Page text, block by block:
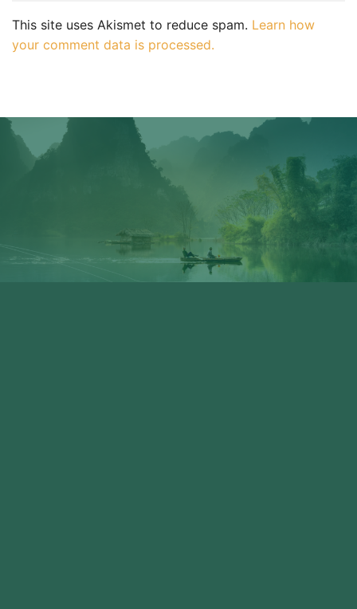
This site uses Akismet to reduce spam. Learn how
your comment data is processed.